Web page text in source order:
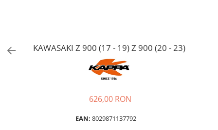
KAWASAKI Z 900 (17 - 19) Z 900 (20 - 23)
626,00 RON
EAN: 8029871137792